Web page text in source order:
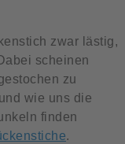
zwar lästig,
scheinen
zu
wie uns die
finden
.